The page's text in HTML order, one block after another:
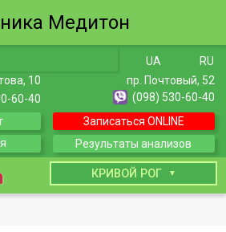
UA
RU
10
60-40
пр. Почтовый, 52
(098) 530-60-40
Записаться ONLINE
Результаты анализов
КРИВОЙ РОГ
Медитон